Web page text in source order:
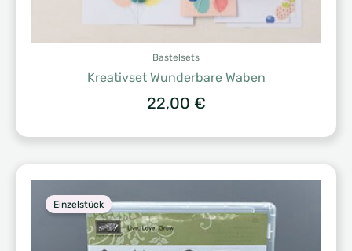
Bastelsets
Kreativset Wunderbare Waben
22,00 €
Einzelstück